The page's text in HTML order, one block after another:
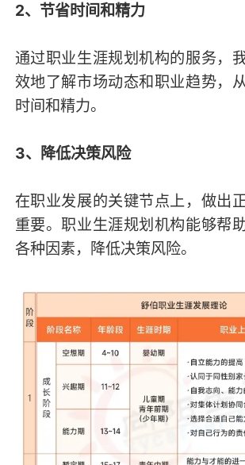
2、节省时间和精力
通过职业生涯规划机构的服务，
效地了解市场动态和职业趋势，
时间和精力。
3、降低决策风险
在职业发展的关键节点上，做出
重要。职业生涯规划机构能够帮
各种因素，降低决策风险。